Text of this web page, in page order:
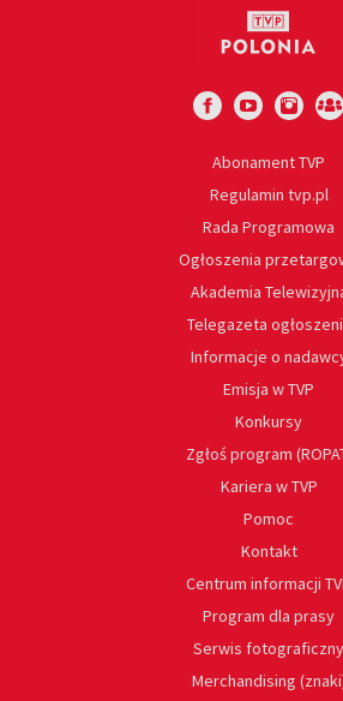
Abonament TVP
Regulamin tvp.pl
Rada Programowa
Ogłoszenia
Akademia
Telegazeta
Informacje o
Emisja w TVP
Konkursy
Zgłoś program
Kariera w TVP
Pomoc
Kontakt
Centrum informacji
Program dla prasy
Serwis fotograficzny
Merchandising